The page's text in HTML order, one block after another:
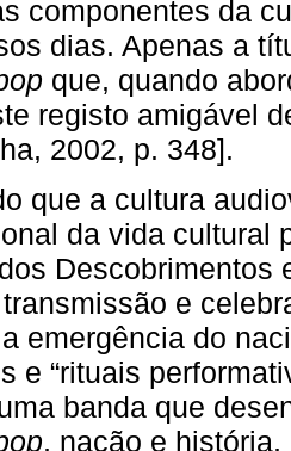
componentes da
dias. Apenas a
que, quando
registo amigável
2002, p. 348].
que a cultura
da vida cultural
Descobrimentos
e
emergência do
e “rituais
banda que
, nação e